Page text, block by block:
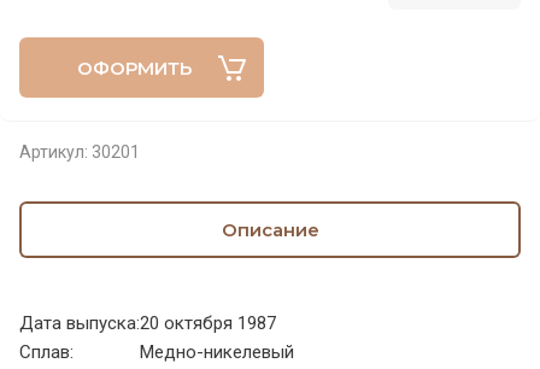
ОФОРМИТЬ
Артикул: 30201
Описание
Дата выпуска:20 октября 1987
Сплав:
Медно-никелевый